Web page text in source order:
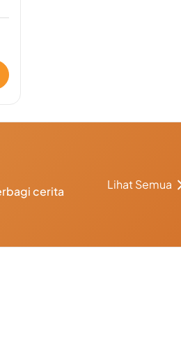
cerita Lihat Semua